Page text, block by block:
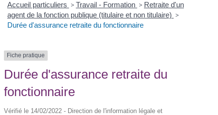
Accueil particuliers > Travail - Formation > Retraite d'un
agent de la fonction publique (titulaire et non titulaire) >
Durée d'assurance retraite du fonctionnaire
Fiche pratique
Durée d'assurance retraite du
fonctionnaire
Vérifié le 14/02/2022 - Direction de l'information légale et